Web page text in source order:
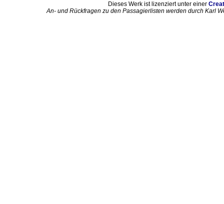
Dieses Werk ist lizenziert unter einer
An- und Rückfragen zu den Passagierlisten werden durch Karl